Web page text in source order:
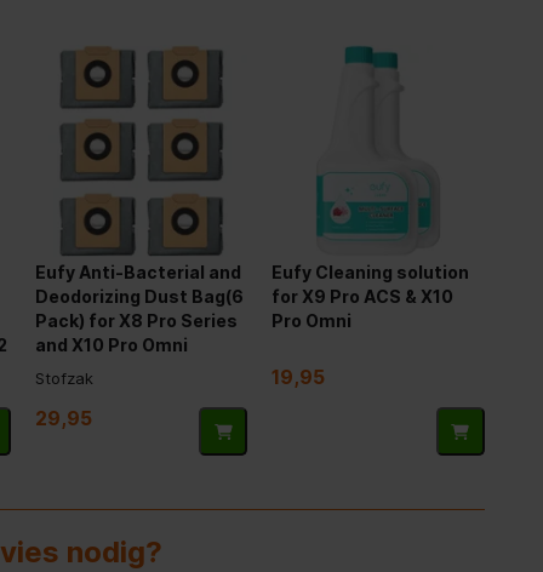
Eufy Anti-Bacterial and
Deodorizing Dust Bag(6
Pack) for X8 Pro Series
and X10 Pro Omni
Stofzak
29,95
Eufy Cleaning solution
for X9 Pro ACS & X10
Pro Omni
19,95
nodig?